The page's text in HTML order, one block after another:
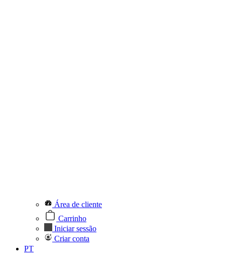
Área de cliente
Carrinho
Iniciar sessão
Criar conta
PT